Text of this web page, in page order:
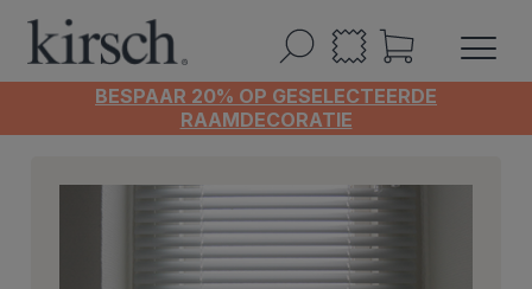
BESPAAR 20% OP GESELECTEERDE
RAAMDECORATIE